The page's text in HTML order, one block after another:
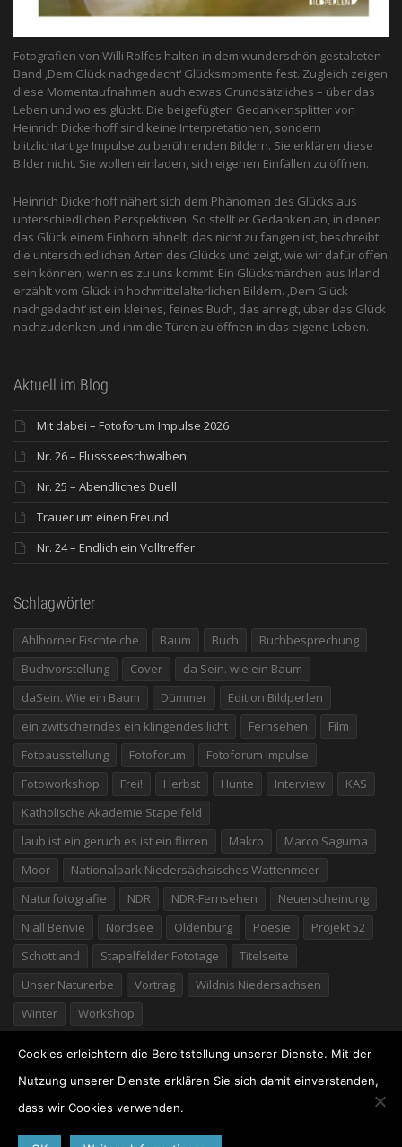
Fotografien von Willi Rolfes halten in dem wunderschön gestalteten
Band ‚Dem Glück nachgedacht‘ Glücksmomente fest. Zugleich zeigen
diese Momentaufnahmen auch etwas Grundsätzliches – über das
Leben und wo es glückt. Die beigefügten Gedankensplitter von
Heinrich Dickerhoff sind keine Interpretationen, sondern
blitzlichtartige Impulse zu berührenden Bildern. Sie erklären diese
Bilder nicht. Sie wollen einladen, sich eigenen Einfällen zu öffnen.
Heinrich Dickerhoff nähert sich dem Phänomen des Glücks aus
unterschiedlichen Perspektiven. So stellt er Gedanken an, in denen
das Glück einem Einhorn ähnelt, das nicht zu fangen ist, beschreibt
die unterschiedlichen Arten des Glücks und zeigt, wie wir dafür offen
sein können, wenn es zu uns kommt. Ein Glücksmärchen aus Irland
erzählt vom Glück in hochmittelalterlichen Bildern. ‚Dem Glück
nachgedacht‘ ist ein kleines, feines Buch, das anregt, über das Glück
nachzudenken und ihm die Türen zu öffnen in das eigene Leben.
Aktuell im Blog
Mit dabei – Fotoforum Impulse 2026
Nr. 26 – Flussseeschwalben
Nr. 25 – Abendliches Duell
Trauer um einen Freund
Nr. 24 – Endlich ein Volltreffer
Schlagwörter
Ahlhorner Fischteiche Baum Buch
Buchbesprechung
Buchvorstellung
Cover
da Sein. wie ein Baum
daSein. Wie ein Baum
Dümmer
Edition Bildperlen
ein zwitscherndes ein klingendes licht
Fernsehen
Film
Fotoausstellung
Fotoforum
Fotoforum Impulse
Fotoworkshop
Frei! Herbst Hunte Interview
KAS
Katholische Akademie Stapelfeld
laub ist ein geruch es ist ein flirren
Makro
Marco Sagurna
Moor
Nationalpark Niedersächsisches Wattenmeer
Naturfotografie
NDR NDR-Fernsehen
Neuerscheinung
Niall Benvie
Nordsee Oldenburg Poesie
Projekt 52
Schottland
Stapelfelder Fototage
Titelseite
Unser Naturerbe
Vortrag
Wildnis Niedersachsen
Winter
Workshop
04441/7776 · Germany ·
Impressum
Cookies erleichtern die Bereitstellung unserer Dienste. Mit der
Nutzung unserer Dienste erklären Sie sich damit einverstanden,
dass wir Cookies verwenden.